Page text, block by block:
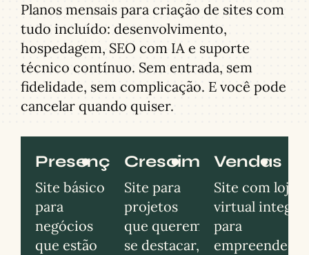
Planos mensais para criação de sites com
tudo incluído: desenvolvimento,
hospedagem, SEO com IA e suporte
técnico contínuo. Sem entrada, sem
fidelidade, sem complicação. E você pode
cancelar quando quiser.
Presença
Site básico
para
negócios
que estão
Crescimento
Site para
projetos
que querem
se destacar,
Vendas
Site com loja
virtual
para